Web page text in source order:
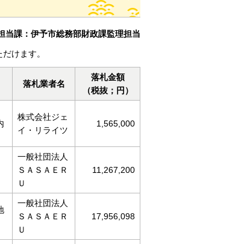
当課：伊予市総務部財政課監理担当
けます。
落札業者名
落札金額
（税抜；円）
株式会社ジェ
イ・リライツ
1,565,000
一般社団法人
ＳＡＳＡＥＲ
Ｕ
11,267,200
一般社団法人
ＳＡＳＡＥＲ
Ｕ
17,956,098